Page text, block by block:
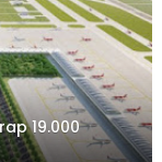
19.000